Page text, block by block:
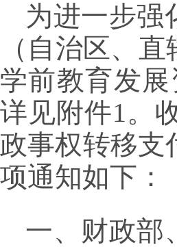
为进一步强
（自治区、
学前教育发展
详见附件1。
政事权转移支
项通知如下：
一、财政部